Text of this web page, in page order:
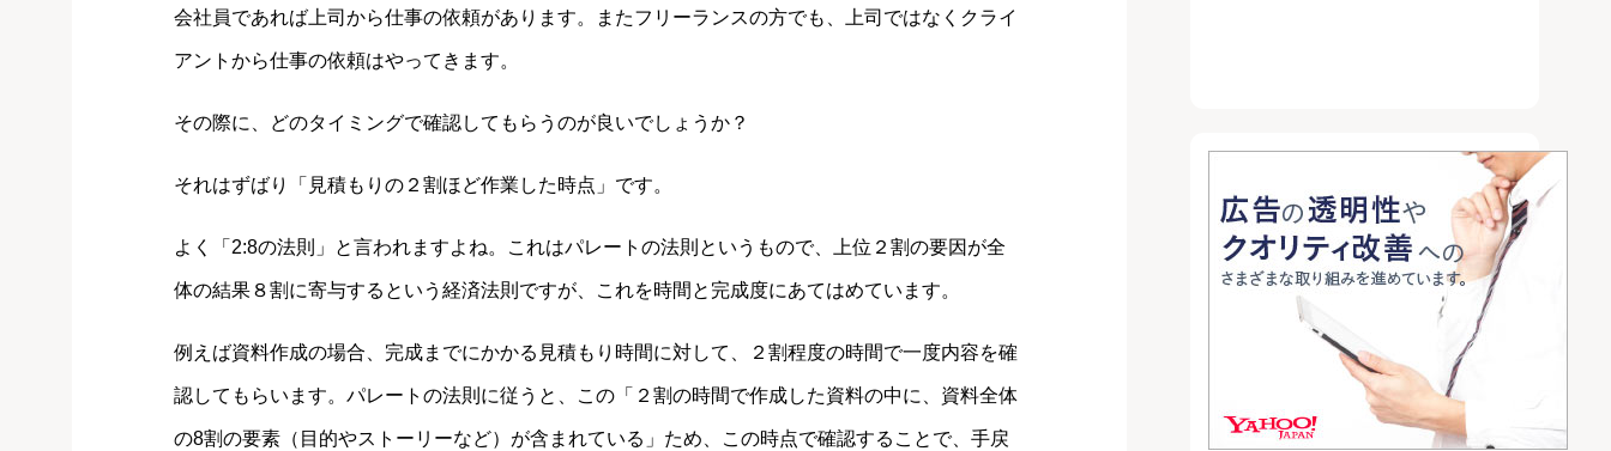
会社員であれば上司から仕事の依頼があります。またフリーランスの方でも、上司ではなくクライ
アントから仕事の依頼はやってきます。
その際に、どのタイミングで確認してもらうのが良いでしょうか？
それはずばり「見積もりの２割ほど作業した時点」です。
よく「2:8の法則」と言われますよね。これはパレートの法則というもので、上位２割の要因が全
体の結果８割に寄与するという経済法則ですが、これを時間と完成度にあてはめています。
例えば資料作成の場合、完成までにかかる見積もり時間に対して、２割程度の時間で一度内容を確
認してもらいます。パレートの法則に従うと、この「２割の時間で作成した資料の中に、資料全体
の8割の要素（目的やストーリーなど）が含まれている」ため、この時点で確認することで、手戻